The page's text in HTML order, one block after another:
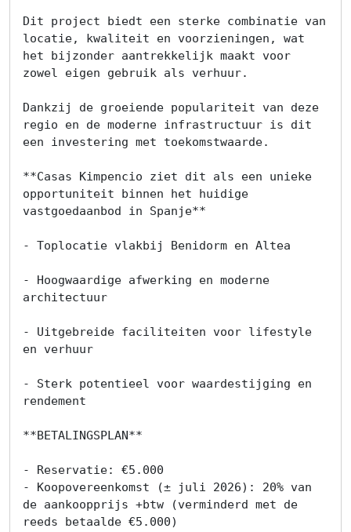
Dit project biedt een sterke combinatie van
locatie, kwaliteit en voorzieningen, wat
het bijzonder aantrekkelijk maakt voor
zowel eigen gebruik als verhuur.
Dankzij de groeiende populariteit van deze
regio en de moderne infrastructuur is dit
een investering met toekomstwaarde.
**Casas Kimpencio ziet dit als een unieke
opportuniteit binnen het huidige
vastgoedaanbod in Spanje**
- Toplocatie vlakbij Benidorm en Altea
- Hoogwaardige afwerking en moderne
architectuur
- Uitgebreide faciliteiten voor lifestyle
en verhuur
- Sterk potentieel voor waardestijging en
rendement
**BETALINGSPLAN**
- Reservatie: €5.000
- Koopovereenkomst (± juli 2026): 20% van
de aankoopprijs +btw (verminderd met de
reeds betaalde €5.000)